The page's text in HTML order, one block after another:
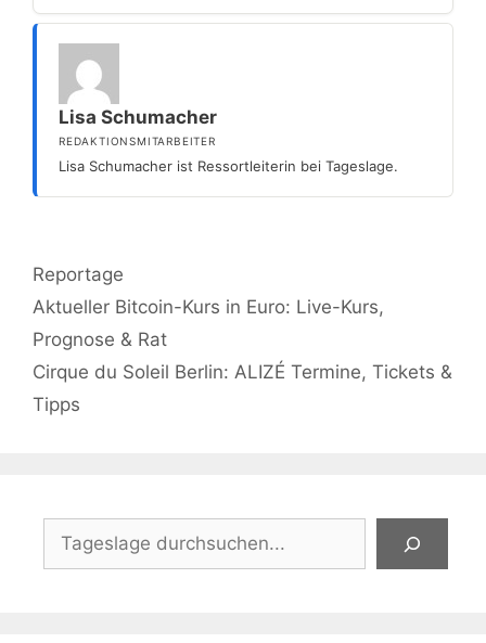
Lisa Schumacher
REDAKTIONSMITARBEITER
Lisa Schumacher ist Ressortleiterin bei Tageslage.
Kategorien
Reportage
Aktueller Bitcoin-Kurs in Euro: Live-Kurs,
Prognose & Rat
Cirque du Soleil Berlin: ALIZÉ Termine, Tickets &
Tipps
Suchen